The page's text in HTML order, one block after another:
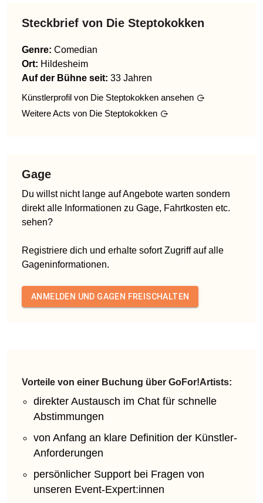
Steckbrief von Die Steptokokken
Genre: Comedian
Ort: Hildesheim
Auf der Bühne seit: 33 Jahren
Künstlerprofil von Die Steptokokken ansehen
Weitere Acts von Die Steptokokken
Gage
Du willst nicht lange auf Angebote warten sondern
direkt alle Informationen zu Gage, Fahrtkosten etc.
sehen?
Registriere dich und erhalte sofort Zugriff auf alle
Gageninformationen.
ANMELDEN UND GAGEN FREISCHALTEN
Vorteile von einer Buchung über GoFor!Artists:
direkter Austausch im Chat für schnelle
Abstimmungen
von Anfang an klare Definition der Künstler-
Anforderungen
persönlicher Support bei Fragen von
unseren Event-Expert:innen